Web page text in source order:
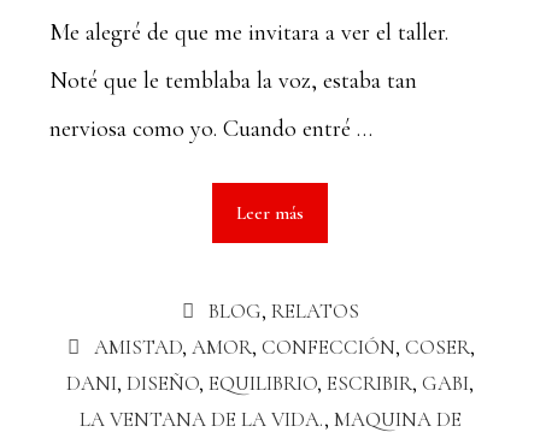
Me alegré de que me invitara a ver el taller.
Noté que le temblaba la voz, estaba tan
nerviosa como yo. Cuando entré …
Leer más
BLOG,RELATOS
AMISTAD, AMOR, CONFECCIÓN, COSER,
DANI, DISEÑO, EQUILIBRIO, ESCRIBIR, GABI,
LA VENTANA DE LA VIDA., MAQUINA DE